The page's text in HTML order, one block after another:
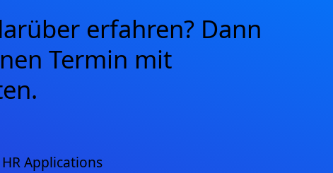
erfahren? Dann
Termin mit
Applications